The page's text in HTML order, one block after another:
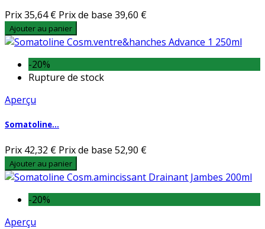
Prix35,64 € Prix de base 39,60 €
Ajouter au panier
-20%
Rupture de stock
Aperçu
Somatoline...
Prix 42,32 € Prix de base 52,90 €
Ajouter au panier
-20%
Aperçu